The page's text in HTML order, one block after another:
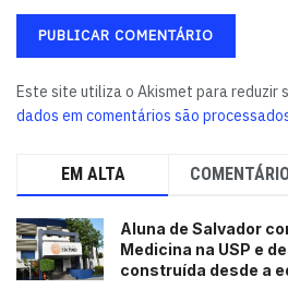
desigualdade alta, se intensifica. A
patamares de países
social, mas também
negócio. O jovem acaba ficando
populações-alvo”, relatou a
o perfil da atuação da rede
financiador.
Este site utiliza o Akismet para reduzir
dados em comentários são
EM ALTA
Aluna de Salvador
Medicina na USP e
construída desde a